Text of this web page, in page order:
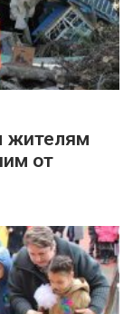
жителям
от